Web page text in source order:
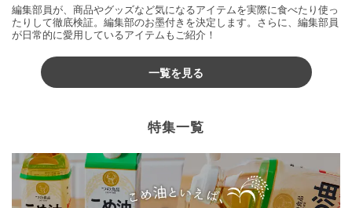
編集部員が、商品やグッズなど気になるアイテムを実際に食べたり使っ
たりして徹底検証。編集部のお墨付きを決定します。さらに、編集部員
が日常的に愛用しているアイテムもご紹介！
一覧を見る
特集一覧